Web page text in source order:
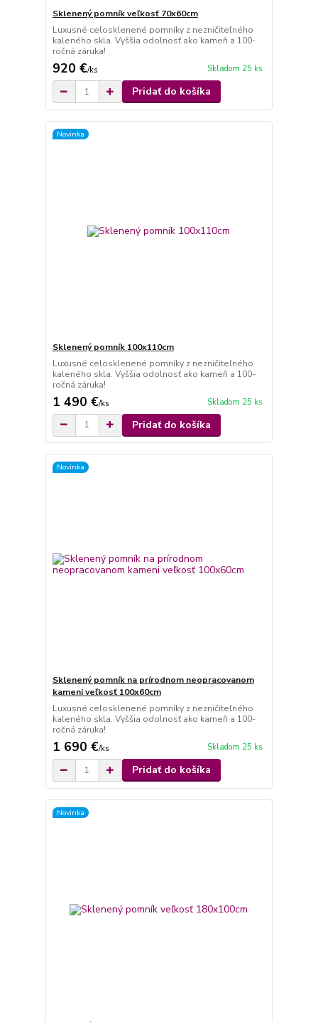
Sklenený pomník veľkosť 70x60cm
Luxusné celosklenené pomníky z nezničiteľného
kaleného skla. Vyššia odolnosť ako kameň a 100-
ročná záruka!
920 €/ks Skladom 25 ks
Pridať do košíka
Novinka
Sklenený pomník 100x110cm
Luxusné celosklenené pomníky z nezničiteľného
kaleného skla. Vyššia odolnosť ako kameň a 100-
ročná záruka!
1 490 €/ks Skladom 25 ks
Pridať do košíka
Novinka
Sklenený pomník na prírodnom neopracovanom
kameni veľkosť 100x60cm
Luxusné celosklenené pomníky z nezničiteľného
kaleného skla. Vyššia odolnosť ako kameň a 100-
ročná záruka!
1 690 €/ks Skladom 25 ks
Pridať do košíka
Novinka